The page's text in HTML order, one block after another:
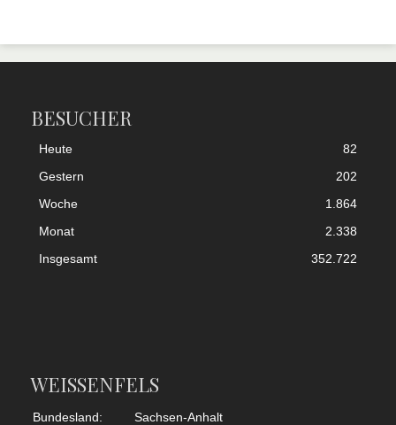
BESUCHER
Heute
82
Gestern
202
Woche
1.864
Monat
2.338
Insgesamt
352.722
WEISSENFELS
Bundesland:
Sachsen-Anhalt